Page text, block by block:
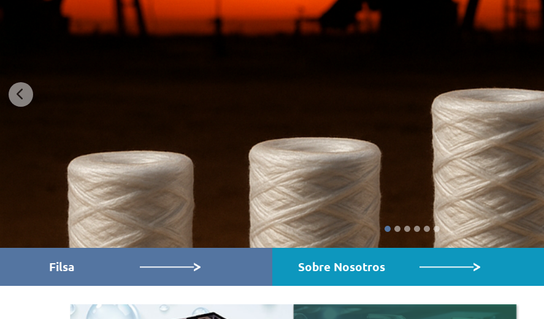
Filsa Sobre Nosotros